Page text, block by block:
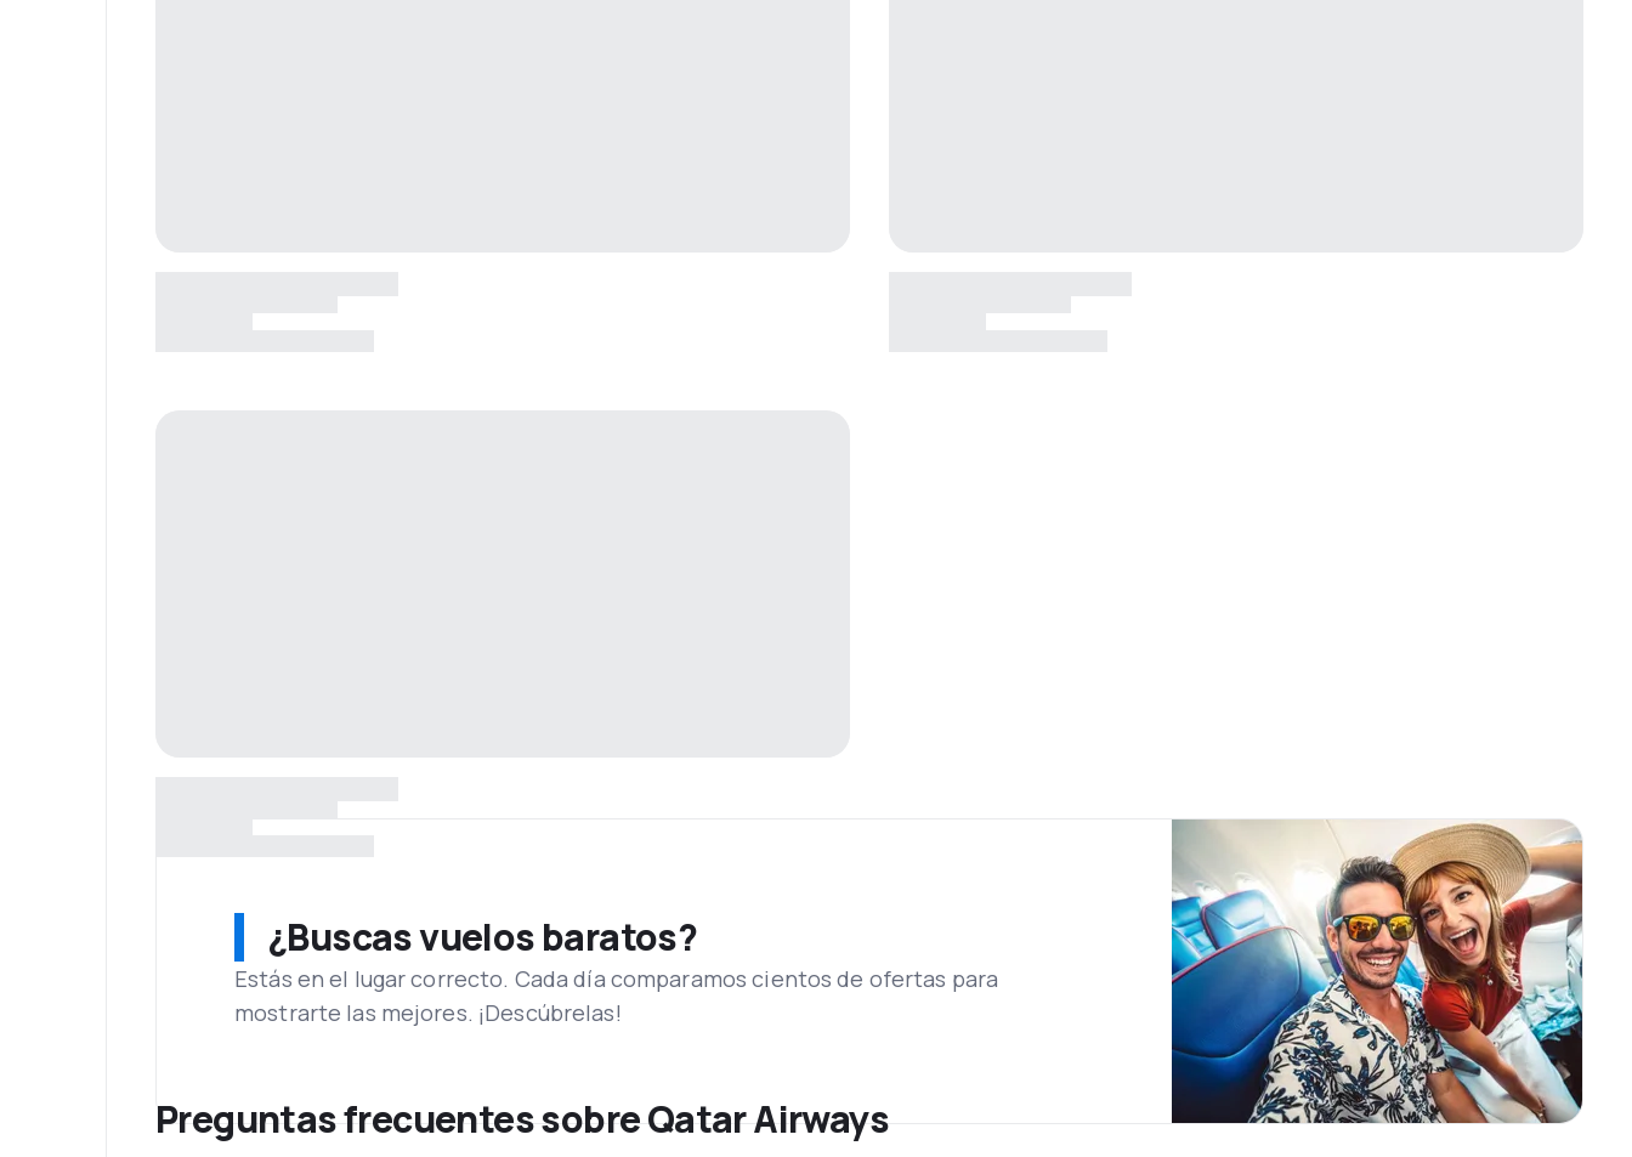
¿Buscas vuelos baratos?
Estás en el lugar correcto. Cada día comparamos cientos de ofertas para
mostrarte las mejores. ¡Descúbrelas!
Preguntas frecuentes sobre Qatar Airways